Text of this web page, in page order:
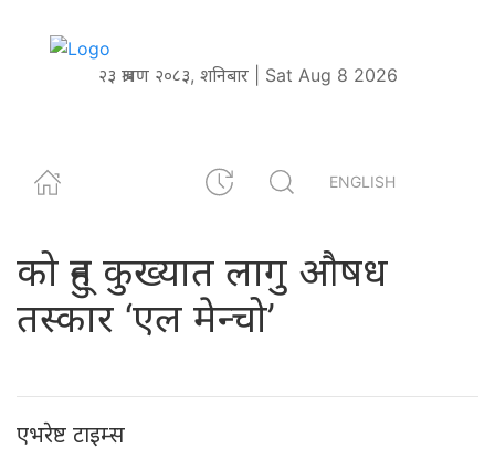
२३ श्रावण २०८३, शनिबार | Sat Aug 8 2026
ENGLISH
को हुन् कुख्यात लागु औषध
तस्कार ‘एल मेन्चो’
एभरेष्ट टाइम्स